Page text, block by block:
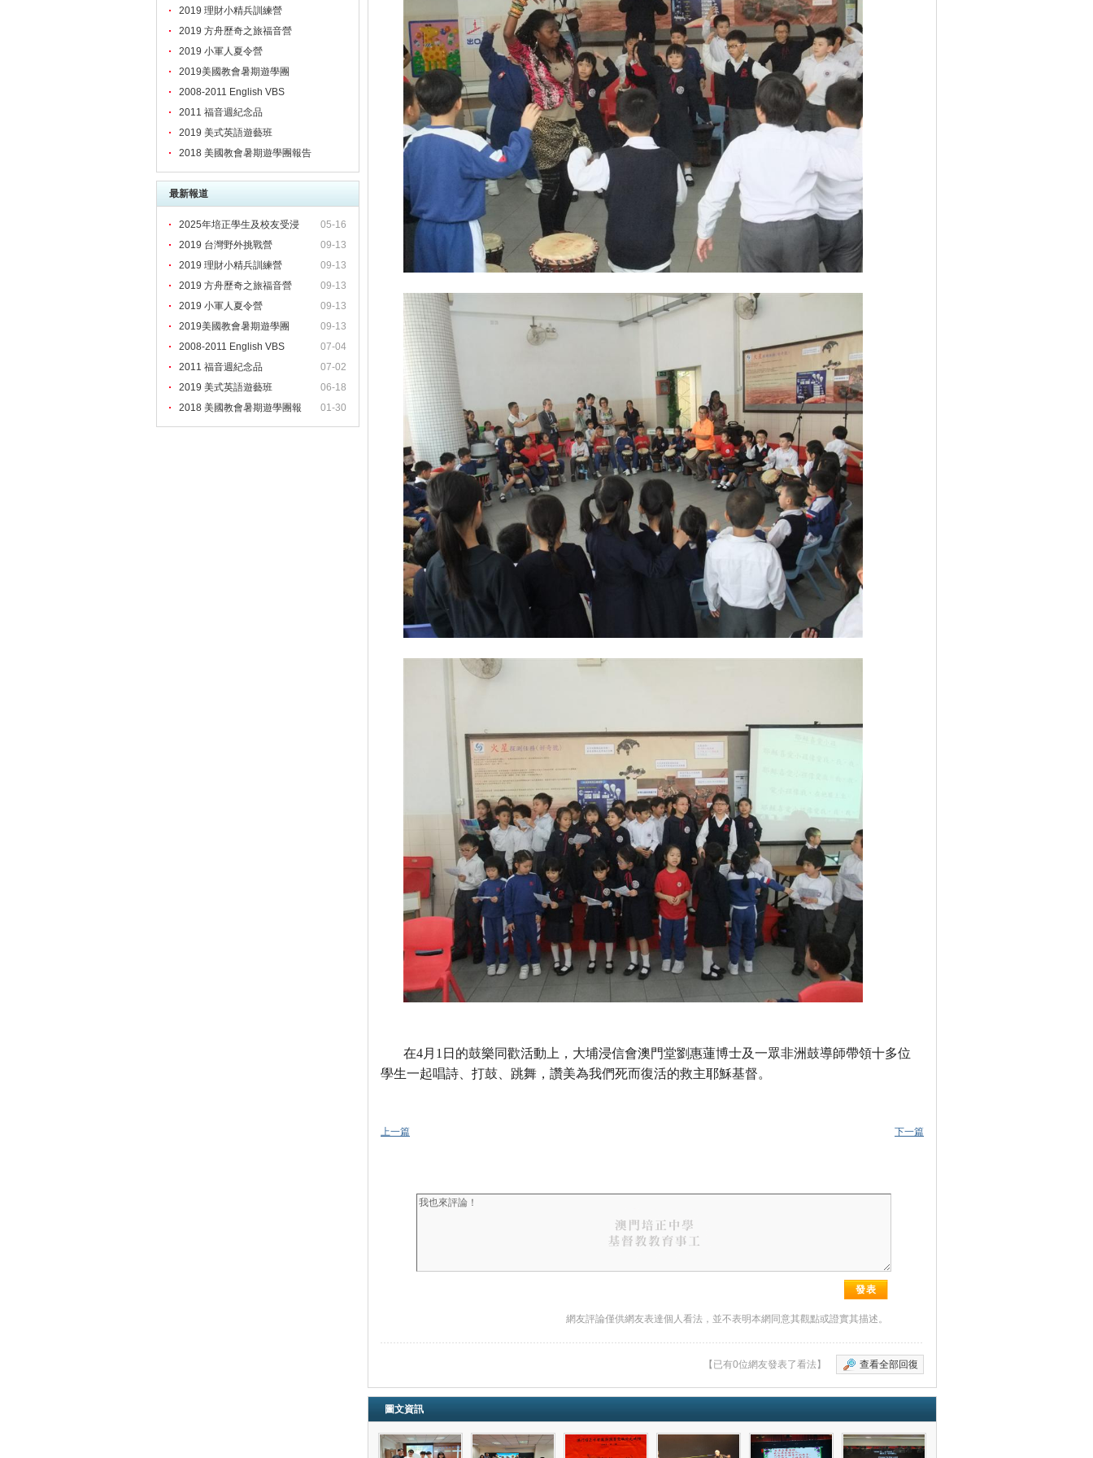
2019 理財小精兵訓練營
2019 方舟歷奇之旅福音營
2019 小軍人夏令營
2019美國教會暑期遊學團
2008-2011 English VBS
2011 福音週紀念品
2019 美式英語遊藝班
2018 美國教會暑期遊學團報告
最新報道
05-16
2025年培正學生及校友受浸
09-13
2019 台灣野外挑戰營
09-13
2019 理財小精兵訓練營
09-13
2019 方舟歷奇之旅福音營
09-13
2019 小軍人夏令營
09-13
2019美國教會暑期遊學團
07-04
2008-2011 English VBS
07-02
2011 福音週紀念品
06-18
2019 美式英語遊藝班
01-30
2018 美國教會暑期遊學團報
在4月 1 日 的鼓樂同歡活動上，大埔浸信會澳門堂劉惠蓮博士及一眾非洲鼓導師帶領十多位
學生一起唱詩、打鼓、跳舞，讚美為我們死而復活的救主耶穌基督。
上一篇 下一篇
網友評論僅供網友表達個人看法，並不表明本網同意其觀點或證實其描述。
查看全部回復
【已有0位網友發表了看法】
圖文資訊